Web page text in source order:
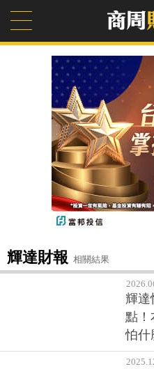
輝達財報 相關結果
輝達
點！
怕什